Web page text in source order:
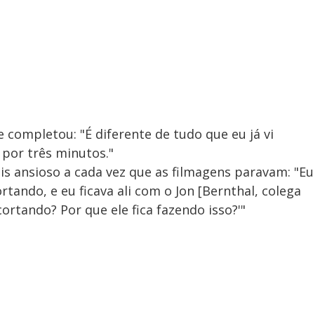
"É diferente de tudo que eu já vi
por três minutos."
ansioso a cada vez que as filmagens paravam: "Eu
e eu ficava ali com o Jon [Bernthal, colega
Por que ele fica fazendo isso?'"